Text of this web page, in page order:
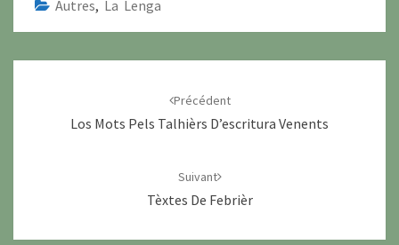
Autres, La Lenga
Précédent
Los Mots Pels Talhièrs D’escritura Venents
Suivant
Tèxtes De Febrièr